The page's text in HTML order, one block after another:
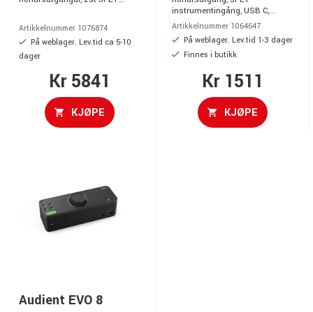
Artikkelnummer 1076874
På weblager. Lev.tid ca 5-10
dager
Kr 5841
KJØPE
instrumentingång, USB C,...
Artikkelnummer 1064647
På weblager. Lev.tid 1-3 dager
Finnes i butikk
Kr 1511
KJØPE
Audient EVO 8